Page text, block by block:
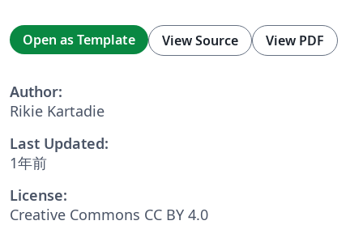
Open as Template View Source View PDF
Author:
Rikie Kartadie
Last Updated:
1年前
License:
Creative Commons CC BY 4.0